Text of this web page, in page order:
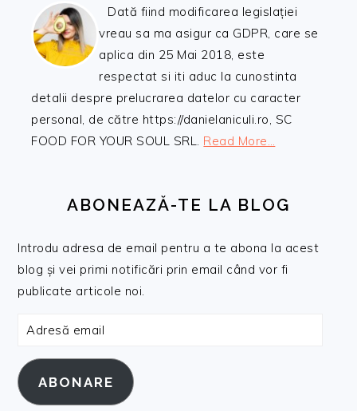
Dată fiind modificarea legislației
vreau sa ma asigur ca GDPR, care se
aplica din 25 Mai 2018, este
respectat si iti aduc la cunostinta
detalii despre prelucrarea datelor cu caracter
personal, de către https://danielaniculi.ro, SC
FOOD FOR YOUR SOUL SRL. Read More…
ABONEAZĂ-TE LA BLOG
Introdu adresa de email pentru a te abona la acest
blog și vei primi notificări prin email când vor fi
publicate articole noi.
Adresă
ABONARE